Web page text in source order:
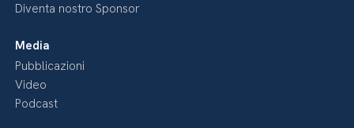
Diventa nostro Sponsor
Media
Pubblicazioni
Video
Podcast